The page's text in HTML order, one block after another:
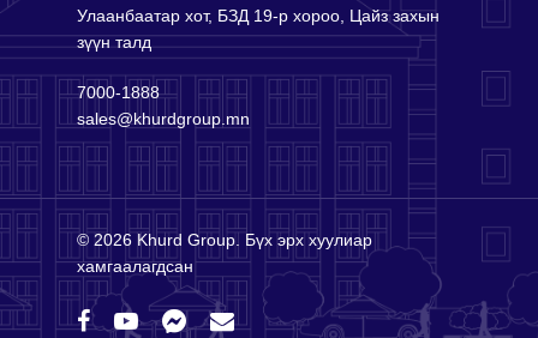
Улаанбаатар хот, БЗД 19-р хороо, Цайз захын
зүүн талд
7000-1888
sales@khurdgroup.mn
© 2026 Khurd Group. Бүх эрх хуулиар
хамгаалагдсан